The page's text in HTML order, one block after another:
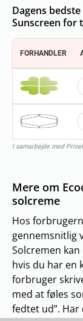
Dagens
Sunscreen for
FORHANDLER
I samarbejde med
Mere om
solcreme
Hos
gennemsnitlig
Solcremen
hvis du har en
forbruger
med at føles
fedtet ud”.